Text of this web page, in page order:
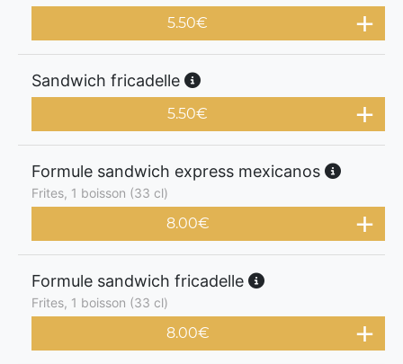
5.50€
Sandwich fricadelle
5.50€
Formule sandwich express mexicanos
Frites, 1 boisson (33 cl)
8.00€
Formule sandwich fricadelle
Frites, 1 boisson (33 cl)
8.00€